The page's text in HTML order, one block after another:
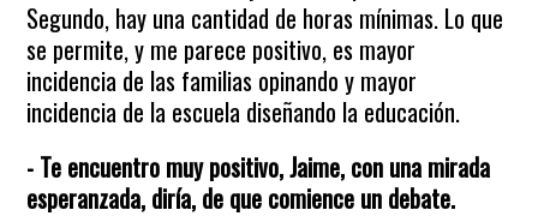
Segundo, hay una cantidad de horas mínimas. Lo que
se permite, y me parece positivo, es mayor
incidencia de las familias opinando y mayor
incidencia de la escuela diseñando la educación.
- Te encuentro muy positivo, Jaime, con una mirada
esperanzada, diría, de que comience un debate.